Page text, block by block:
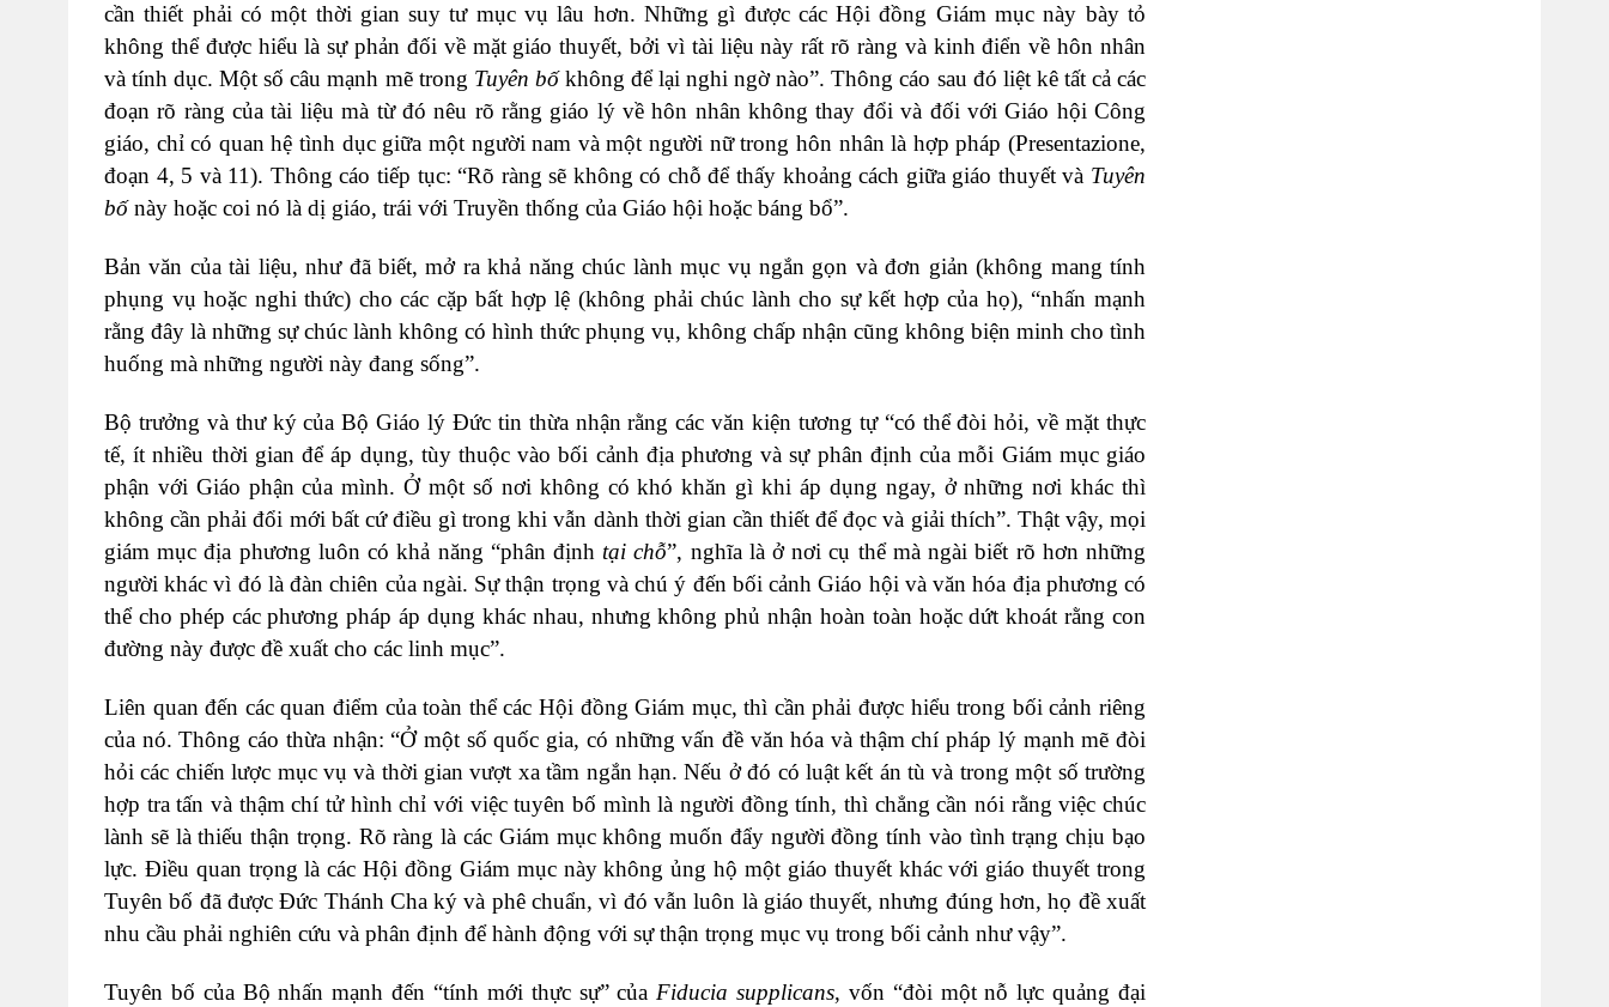
cần thiết phải có một thời gian suy tư mục vụ lâu hơn. Những gì được các Hội đồng Giám mục này bày tỏ
không thể được hiểu là sự phản đối về mặt giáo thuyết, bởi vì tài liệu này rất rõ ràng và kinh điển về hôn nhân
và tính dục. Một số câu mạnh mẽ trong Tuyên bốkhông để lại nghi ngờ nào”. Thông cáo sau đó liệt kê tất cả các
đoạn rõ ràng của tài liệu mà từ đó nêu rõ rằng giáo lý về hôn nhân không thay đổi và đối với Giáo hội Công
giáo, chỉ có quan hệ tình dục giữa một người nam và một người nữ trong hôn nhân là hợp pháp (Presentazione,
đoạn 4, 5 và 11). Thông cáo tiếp tục: “Rõ ràng sẽ không có chỗ để thấy khoảng cách giữa giáo thuyết và Tuyên
bốnày hoặc coi nó là dị giáo, trái với Truyền thống của Giáo hội hoặc báng bổ”.
Bản văn của tài liệu, như đã biết, mở ra khả năng chúc lành mục vụ ngắn gọn và đơn giản (không mang tính
phụng vụ hoặc nghi thức) cho các cặp bất hợp lệ (không phải chúc lành cho sự kết hợp của họ), “nhấn mạnh
rằng đây là những sự chúc lành không có hình thức phụng vụ, không chấp nhận cũng không biện minh cho tình
huống mà những người này đang sống”.
Bộ trưởng và thư ký của Bộ Giáo lý Đức tin thừa nhận rằng các văn kiện tương tự “có thể đòi hỏi, về mặt thực
tế, ít nhiều thời gian để áp dụng, tùy thuộc vào bối cảnh địa phương và sự phân định của mỗi Giám mục giáo
phận với Giáo phận của mình. Ở một số nơi không có khó khăn gì khi áp dụng ngay, ở những nơi khác thì
không cần phải đổi mới bất cứ điều gì trong khi vẫn dành thời gian cần thiết để đọc và giải thích”. Thật vậy, mọi
giám mục địa phương luôn có khả năng “phân định tại chỗ”, nghĩa là ở nơi cụ thể mà ngài biết rõ hơn những
người khác vì đó là đàn chiên của ngài. Sự thận trọng và chú ý đến bối cảnh Giáo hội và văn hóa địa phương có
thể cho phép các phương pháp áp dụng khác nhau, nhưng không phủ nhận hoàn toàn hoặc dứt khoát rằng con
đường này được đề xuất cho các linh mục”.
Liên quan đến các quan điểm của toàn thể các Hội đồng Giám mục, thì cần phải được hiểu trong bối cảnh riêng
của nó. Thông cáo thừa nhận: “Ở một số quốc gia, có những vấn đề văn hóa và thậm chí pháp lý mạnh mẽ đòi
hỏi các chiến lược mục vụ và thời gian vượt xa tầm ngắn hạn. Nếu ở đó có luật kết án tù và trong một số trường
hợp tra tấn và thậm chí tử hình chỉ với việc tuyên bố mình là người đồng tính, thì chẳng cần nói rằng việc chúc
lành sẽ là thiếu thận trọng. Rõ ràng là các Giám mục không muốn đẩy người đồng tính vào tình trạng chịu bạo
lực. Điều quan trọng là các Hội đồng Giám mục này không ủng hộ một giáo thuyết khác với giáo thuyết trong
Tuyên bố đã được Đức Thánh Cha ký và phê chuẩn, vì đó vẫn luôn là giáo thuyết, nhưng đúng hơn, họ đề xuất
nhu cầu phải nghiên cứu và phân định để hành động với sự thận trọng mục vụ trong bối cảnh như vậy”.
Tuyên bố của Bộ nhấn mạnh đến “tính mới thực sự” củaFiducia supplicans, vốn “đòi một nỗ lực quảng đại